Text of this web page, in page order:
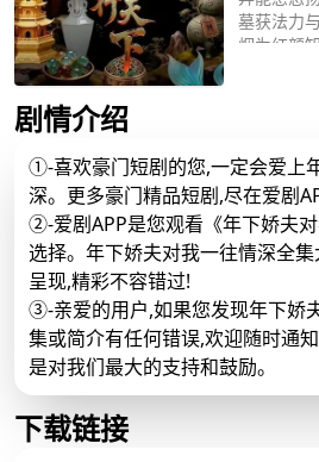
墓获法力
烟为红颜
奇侠盗，
人生。
剧情介绍
①-喜欢豪门短剧的您,一定会爱上
深。更多豪门精品短剧,尽在爱剧
②-爱剧APP是您观看《年下娇夫
选择。年下娇夫对我一往情深全
呈现,精彩不容错过!
③-亲爱的用户,如果您发现年下娇
集或简介有任何错误,欢迎随时通
是对我们最大的支持和鼓励。
下载链接